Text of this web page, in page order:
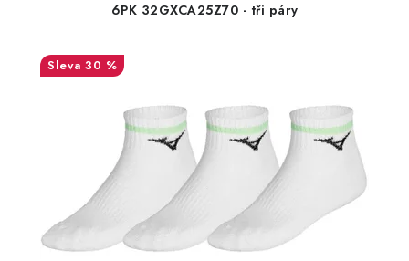
6PK 32GXCA25Z70 - tři páry
30 %